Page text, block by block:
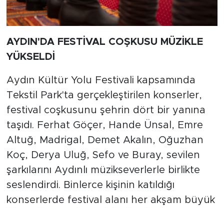
AYDIN'DA FESTİVAL COŞKUSU MÜZİKLE
YÜKSELDİ
Aydın Kültür Yolu Festivali kapsamında
Tekstil Park'ta gerçekleştirilen konserler,
festival coşkusunu şehrin dört bir yanına
taşıdı. Ferhat Göçer, Hande Ünsal, Emre
Altuğ, Madrigal, Demet Akalın, Oğuzhan
Koç, Derya Uluğ, Sefo ve Buray, sevilen
şarkılarını Aydınlı müzikseverlerle birlikte
seslendirdi. Binlerce kişinin katıldığı
konserlerde festival alanı her akşam büyük